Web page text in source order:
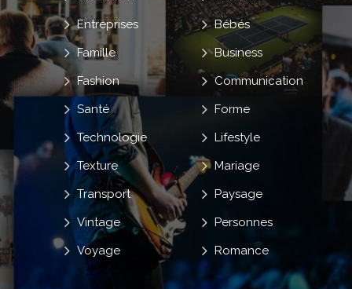
Bébés
Business
Communication
Entreprises
Famille
Fashion
Forme
Lifestyle
Mariage
Paysage
Personnes
Romance
Santé
Technologie
Texture
Transport
Vintage
Voyage